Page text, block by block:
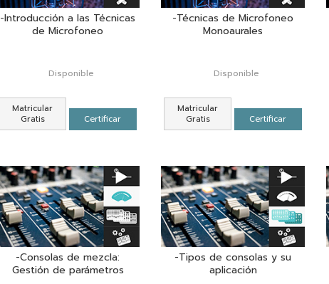
-Introducción a las Técnicas
de Microfoneo
Disponible
Matricular
Gratis
Certificar
-Técnicas de Microfoneo
Monoaurales
Disponible
Matricular
Gratis
Certificar
-Consolas de mezcla:
Gestión de parámetros
-Tipos de consolas y su
aplicación